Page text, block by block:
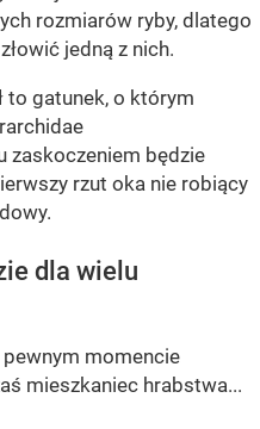
rozmiarów ryby, dlatego
jedną z nich.
to gatunek, o którym
zaskoczeniem będzie
rzut oka nie robiący
dla wielu
momencie
mieszkaniec hrabstwa...